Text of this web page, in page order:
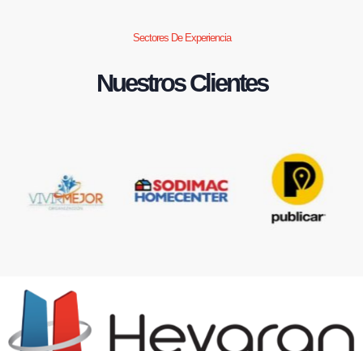
Sectores De Experiencia
Nuestros Clientes